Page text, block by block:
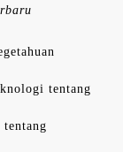
tentang
tentang